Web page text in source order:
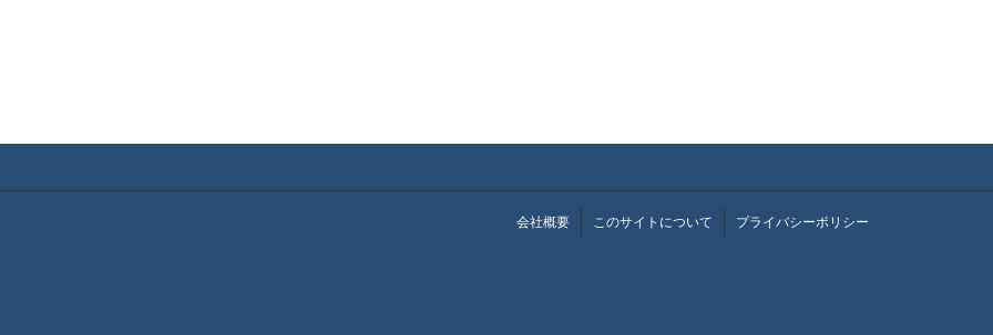
会社概要 このサイトについて プライバシーポリシー